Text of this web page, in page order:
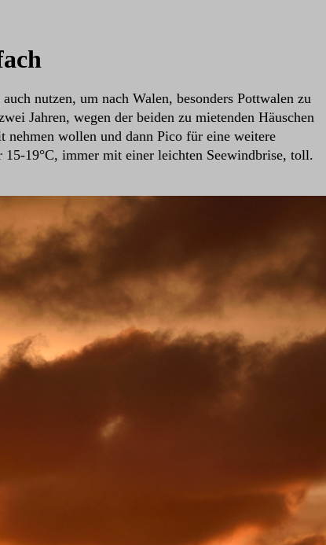
nutzen, um nach Walen, besonders Pottwalen zu
Jahren, wegen der beiden zu mietenden Häuschen
wollen und dann Pico für eine weitere
15-19°C, immer mit einer leichten Seewindbrise, toll.